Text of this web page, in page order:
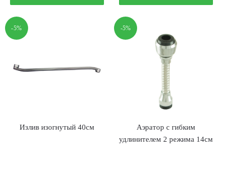
55.00 р..
309.00 р..
-5%
Излив изогнутый 40см
-5%
Аэратор с гибким
удлинителем 2 режима 14см